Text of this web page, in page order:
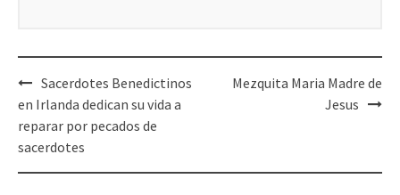
Post
navigation
Sacerdotes Benedictinos
en Irlanda dedican su vida a
reparar por pecados de
sacerdotes
Mezquita Maria Madre de
Jesus